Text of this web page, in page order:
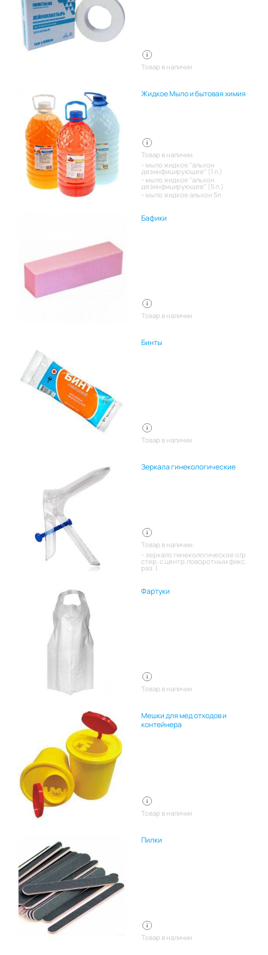
Товар в наличии
Жидкое Мыло и бытовая химия
Товар в наличии:
мыло жидкое "альхон
дезинфицирующее" (1 л.)
мыло жидкое "альхон
дезинфицирующее" (5 л.)
мыло жидкое альхон 5л
Бафики
Товар в наличии
Бинты
Товар в наличии
Зеркала гинекологические
Товар в наличии:
зеркало гинекологическое о/р
стер. с центр.поворотным фикс.
раз. l
Фартуки
Товар в наличии
Мешки для мед отходов и
контейнера
Товар в наличии
Пилки
Товар в наличии